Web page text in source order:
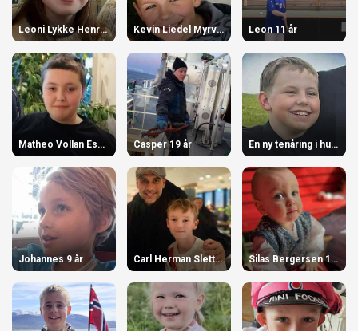
Leoni Lykke Henriksen-Schmid 13 år Kevin Liedel Myrvang 10 år Leon 11 år
Matheo Vollan Espejord 14 år Casper 19 år En ny tenåring i huset! 13 år
Johannes 9 år Carl Herman Sletten Angell 13 år Silas Bergersen 1 år